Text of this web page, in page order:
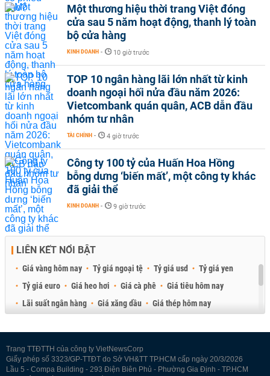
Một thương hiệu thời trang Việt đóng
cửa sau 5 năm hoạt động, thanh lý toàn
bộ cửa hàng
KINH DOANH - 10 giờ trước
TOP 10 ngân hàng lãi lớn nhất từ kinh
doanh ngoại hối nửa đầu năm 2026:
Vietcombank quán quân, ACB dẫn đầu
nhóm tư nhân
TÀI CHÍNH - 4 giờ trước
Công ty 100 tỷ của Huấn Hoa Hồng
bỗng dưng ‘biến mất’, một công ty khác
đã giải thể
KINH DOANH - 9 giờ trước
LIÊN KẾT NỔI BẬT
Giá vàng hôm nay Tỷ giá ngoại tệ Tỷ giá usd
Tỷ giá yen
Tỷ giá euro
Giá heo hơi Giá cà phê
Giá tiêu hôm nay
Lãi suất ngân hàng
Giá xăng dầu
Giá thép hôm nay
Trang TTĐTTH của công ty VietNewsCorp
Giấy phép số 3323/GP-TTĐT do Sở VH&TT TP.HCM cấp ngày 20/3/2026
Lầu 5 - Compa Building - 293 Điện Biên Phủ - Phường Gia Định - TP.HCM